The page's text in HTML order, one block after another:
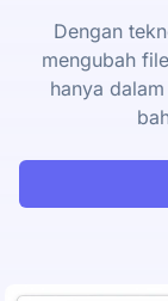
Dengan
mengubah
hanya